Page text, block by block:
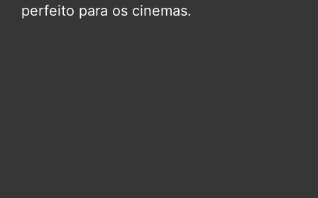
perfeito para os cinemas.